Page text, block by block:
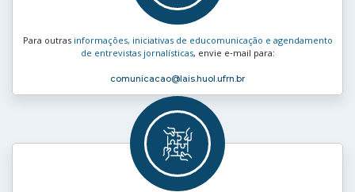
Para outras informações, iniciativas de educomunicação e agendamento
de entrevistas jornalísticas, envie e‑mail para:
comunicacao@lais.huol.ufrn.br